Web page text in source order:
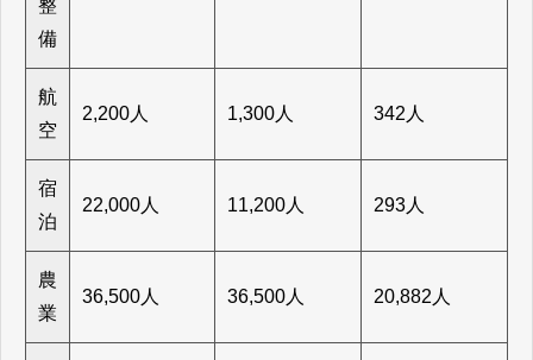
整
備
航
空
2,200人 1,300人 342人
宿
泊
22,000人 11,200人 293人
農
業
36,500人 36,500人 20,882人